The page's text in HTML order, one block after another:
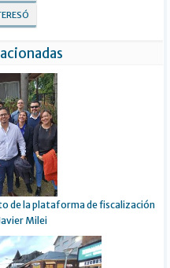
de la plataforma de fiscalización
Milei